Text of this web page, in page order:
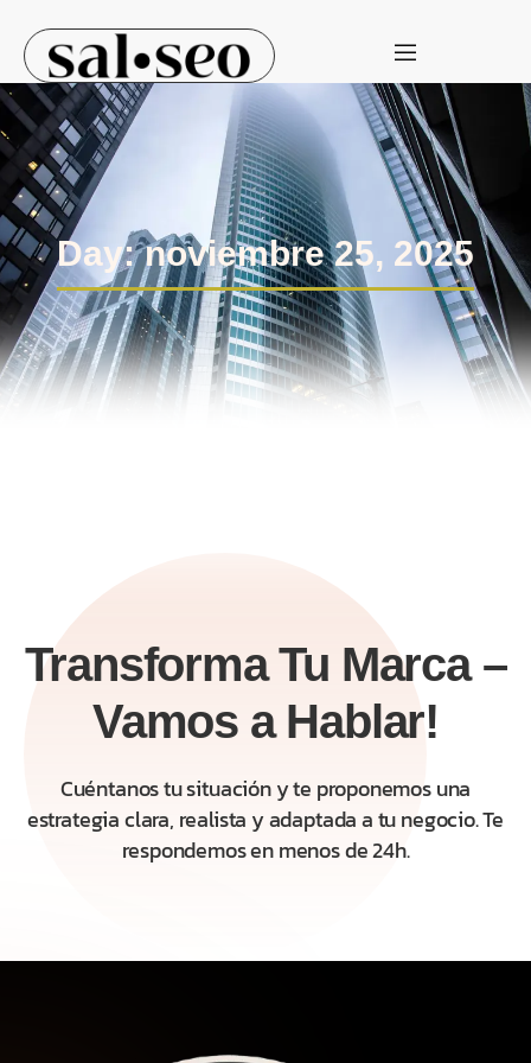
Day: noviembre 25, 2025
Transforma Tu Marca –
Vamos a Hablar!
Cuéntanos tu situación y te proponemos una
estrategia clara, realista y adaptada a tu negocio. Te
respondemos en menos de 24h.